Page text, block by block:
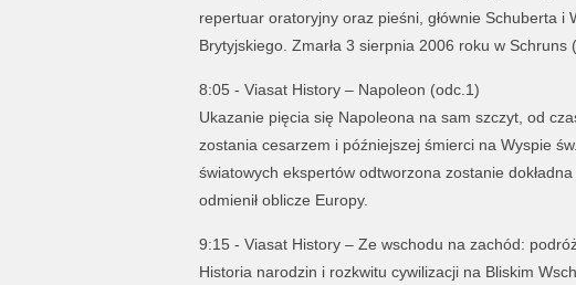
repertuar oratoryjny oraz pieśni, głównie Schuberta i
Brytyjskiego. Zmarła 3 sierpnia 2006 roku w Schruns
8:05 - Viasat History – Napoleon (odc.1)
Ukazanie pięcia się Napoleona na sam szczyt, od
zostania cesarzem i późniejszej śmierci na Wyspie
światowych ekspertów odtworzona zostanie
odmienił oblicze Europy.
9:15 - Viasat History – Ze wschodu na zachód:
Historia narodzin i rozkwitu cywilizacji na Bliskim